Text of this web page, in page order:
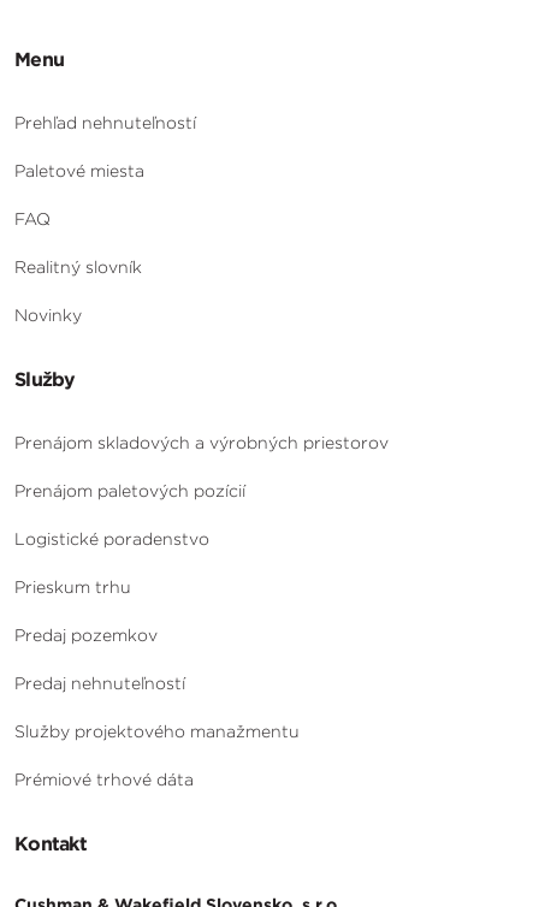
Menu
Prehľad nehnuteľností
Paletové miesta
FAQ
Realitný slovník
Novinky
Služby
Prenájom skladových a výrobných priestorov
Prenájom paletových pozícií
Logistické poradenstvo
Prieskum trhu
Predaj pozemkov
Predaj nehnuteľností
Služby projektového manažmentu
Prémiové trhové dáta
Kontakt